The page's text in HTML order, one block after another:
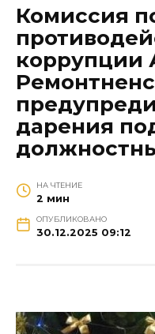
Комиссия
коррупции
дарения
НА ЧТЕНИЕ
2 мин
ОПУБЛИКОВАНО
30.12.2025 09:12